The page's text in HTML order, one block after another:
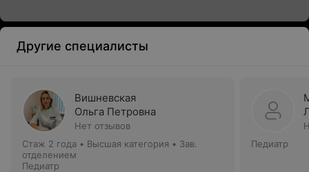
Другие специалисты
Вишневская
Ольга Петровна
Нет отзывов
Стаж 2 года • Высшая категория • Зав.
отделением
Педиатр
Педиатр